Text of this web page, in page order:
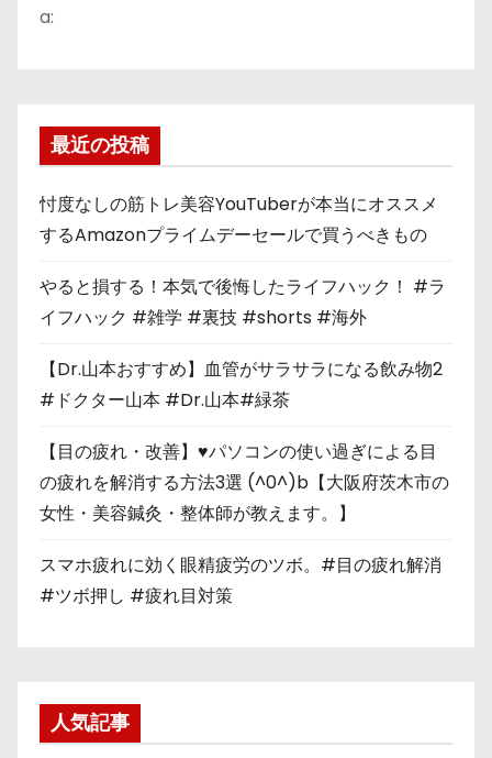
a:
最近の投稿
忖度なしの筋トレ美容YouTuberが本当にオススメ
するAmazonプライムデーセールで買うべきもの
やると損する！本気で後悔したライフハック！ #ラ
イフハック #雑学 #裏技 #shorts #海外
【Dr.山本おすすめ】血管がサラサラになる飲み物2
#ドクター山本 #Dr.山本#緑茶
【目の疲れ・改善】♥パソコンの使い過ぎによる目
の疲れを解消する方法3選 (^0^)b【大阪府茨木市の
女性・美容鍼灸・整体師が教えます。】
スマホ疲れに効く眼精疲労のツボ。#目の疲れ解消
#ツボ押し #疲れ目対策
人気記事